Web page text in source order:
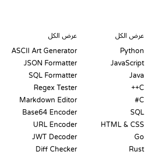
عرض الكل
Python
JavaScript
Java
C++
C#
SQL
HTML & CSS
Go
Rust
عرض الكل
ASCII Art Generator
JSON Formatter
SQL Formatter
Regex Tester
Markdown Editor
Base64 Encoder
URL Encoder
JWT Decoder
Diff Checker